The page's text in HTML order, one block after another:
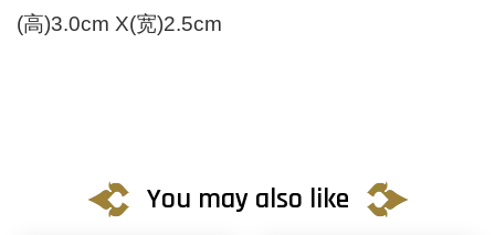
(高)3.0cm X(宽)2.5cm
You may also like